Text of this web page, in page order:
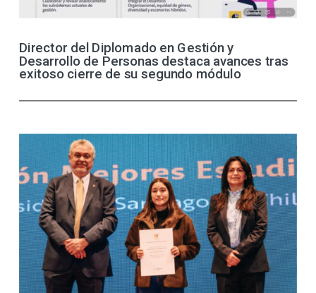
Director del Diplomado en Gestión y
Desarrollo de Personas destaca avances tras
exitoso cierre de su segundo módulo